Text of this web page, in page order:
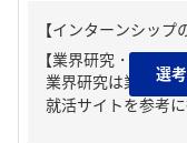
【インターンシップ
【業界研究・企業研
業界研究は業界地
就活サイトを参考に
選